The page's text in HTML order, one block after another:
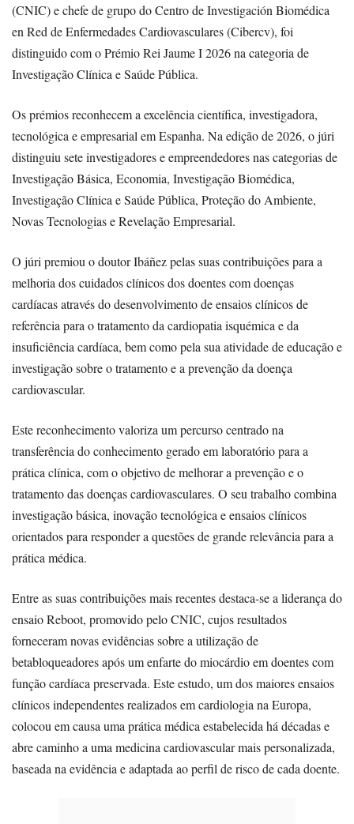
(CNIC) e chefe de grupo do Centro de Investigación Biomédica
en Red de Enfermedades Cardiovasculares (Cibercv), foi
distinguido com o Prémio Rei Jaume I 2026 na categoria de
Investigação Clínica e Saúde Pública.
Os prémios reconhecem a excelência científica, investigadora,
tecnológica e empresarial em Espanha. Na edição de 2026, o júri
distinguiu sete investigadores e empreendedores nas categorias de
Investigação Básica, Economia, Investigação Biomédica,
Investigação Clínica e Saúde Pública, Proteção do Ambiente,
Novas Tecnologias e Revelação Empresarial.
O júri premiou o doutor Ibáñez pelas suas contribuições para a
melhoria dos cuidados clínicos dos doentes com doenças
cardíacas através do desenvolvimento de ensaios clínicos de
referência para o tratamento da cardiopatia isquémica e da
insuficiência cardíaca, bem como pela sua atividade de educação e
investigação sobre o tratamento e a prevenção da doença
cardiovascular.
Este reconhecimento valoriza um percurso centrado na
transferência do conhecimento gerado em laboratório para a
prática clínica, com o objetivo de melhorar a prevenção e o
tratamento das doenças cardiovasculares. O seu trabalho combina
investigação básica, inovação tecnológica e ensaios clínicos
orientados para responder a questões de grande relevância para a
prática médica.
Entre as suas contribuições mais recentes destaca-se a liderança do
ensaio Reboot, promovido pelo CNIC, cujos resultados
forneceram novas evidências sobre a utilização de
betabloqueadores após um enfarte do miocárdio em doentes com
função cardíaca preservada. Este estudo, um dos maiores ensaios
clínicos independentes realizados em cardiologia na Europa,
colocou em causa uma prática médica estabelecida há décadas e
abre caminho a uma medicina cardiovascular mais personalizada,
baseada na evidência e adaptada ao perfil de risco de cada doente.